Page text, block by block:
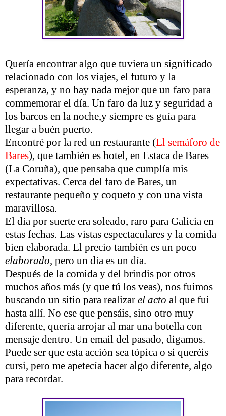
Quería encontrar algo que tuviera un significado
relacionado con los viajes, el futuro y la
esperanza, y no hay nada mejor que un faro para
commemorar el día. Un faro da luz y seguridad a
los barcos en la noche,y siempre es guía para
llegar a buén puerto.
Encontré por la red un restaurante (El semáforo de
Bares), que también es hotel, en Estaca de Bares
(La Coruña), que pensaba que cumplía mis
expectativas. Cerca del faro de Bares, un
restaurante pequeño y coqueto y con una vista
maravillosa.
El día por suerte era soleado, raro para Galicia en
estas fechas. Las vistas espectaculares y la comida
bien elaborada. El precio también es un poco
elaborado, pero un día es un día.
Después de la comida y del brindis por otros
muchos años más (y que tú los veas), nos fuimos
buscando un sitio para realizar el acto al que fui
hasta allí. No ese que pensáis, sino otro muy
diferente, quería arrojar al mar una botella con
mensaje dentro. Un email del pasado, digamos.
Puede ser que esta acción sea tópica o si queréis
cursi, pero me apetecía hacer algo diferente, algo
para recordar.